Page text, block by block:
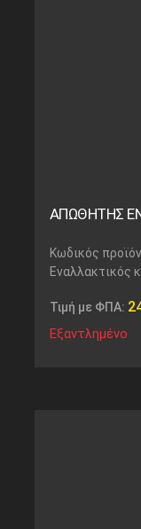
ΑΠΩΘΗΤΗΣ
Κωδικός
Εναλλακτικός
Τιμή με ΦΠΑ:
Εξαντλημένο